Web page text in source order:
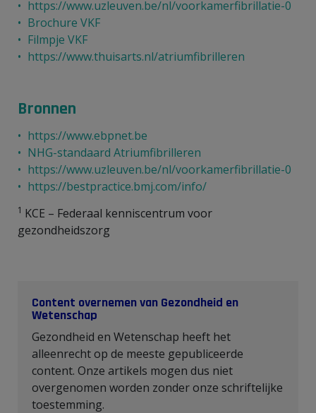
https://www.uzleuven.be/nl/voorkamerfibrillatie-0
Brochure VKF
Filmpje VKF
https://www.thuisarts.nl/atriumfibrilleren
Bronnen
https://www.ebpnet.be
NHG-standaard Atriumfibrilleren
https://www.uzleuven.be/nl/voorkamerfibrillatie-0
https://bestpractice.bmj.com/info/
1 KCE – Federaal kenniscentrum voor
gezondheidszorg
Content overnemen van Gezondheid en
Wetenschap
Gezondheid en Wetenschap heeft het
alleenrecht op de meeste gepubliceerde
content. Onze artikels mogen dus niet
overgenomen worden zonder onze schriftelijke
toestemming.